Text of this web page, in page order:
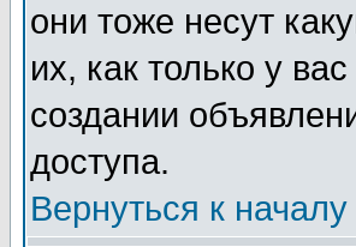
они тоже несут
их, как только у
создании
доступа.
Вернуться к началу